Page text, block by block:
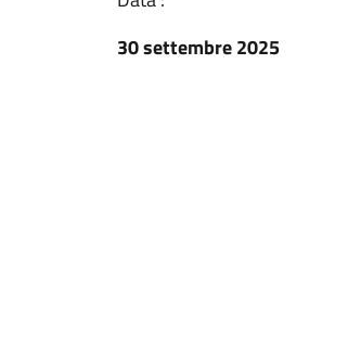
30 settembre 2025